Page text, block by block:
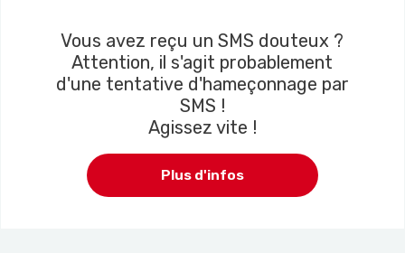
Vous avez reçu un SMS douteux ?
Attention, il s'agit probablement
d'une tentative d'hameçonnage par
SMS !
Agissez vite !
Plus d'infos